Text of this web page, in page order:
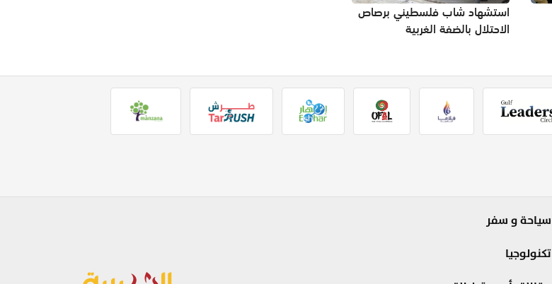
استشهاد شاب فلسطيني برصاص
الاحتلال بالضفة الغربية
سياحة و سفر
تكنولوجيا